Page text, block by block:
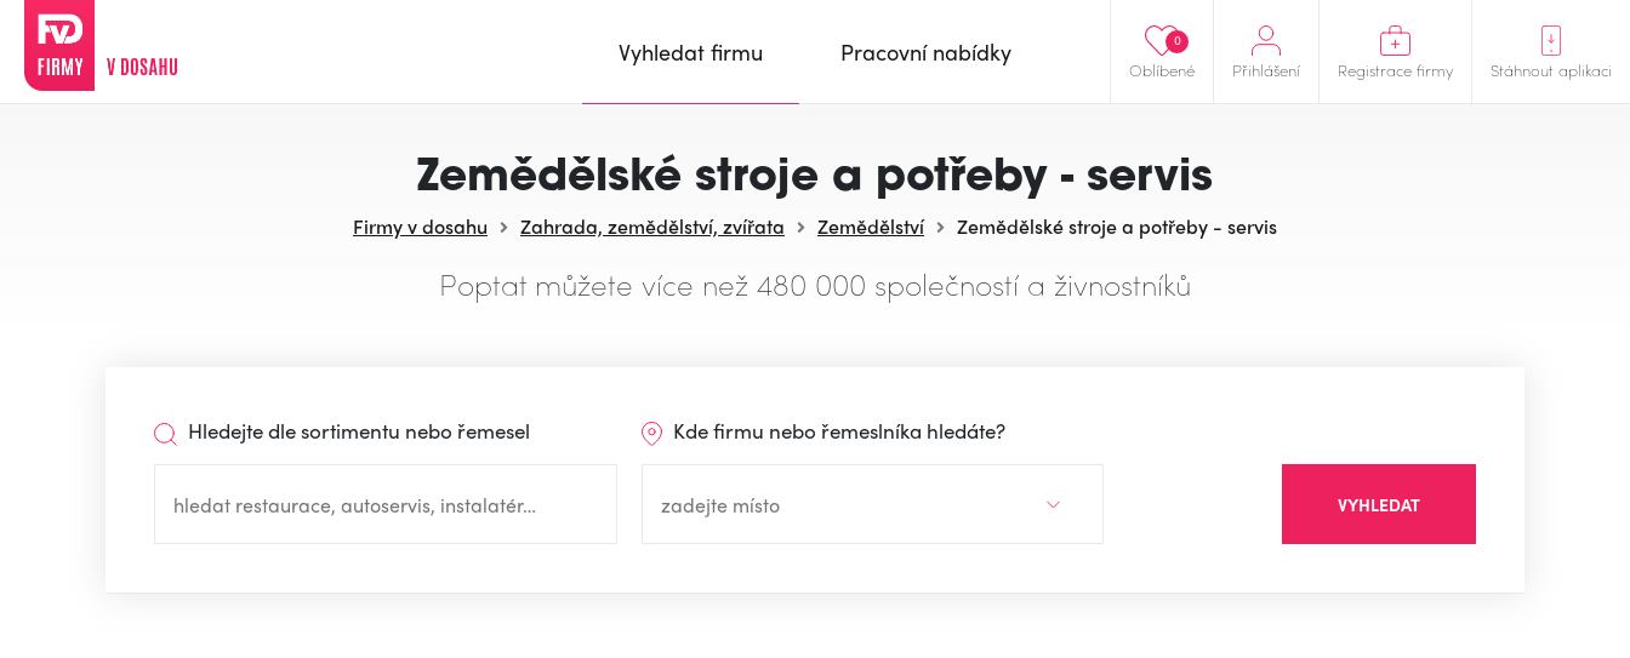
Oblíbené
0
Přihlášení Registrace firmy Stáhnout aplikaci
Vyhledat firmu Pracovní nabídky
Zemědělské stroje a potřeby - servis
Firmy v dosahu Zahrada, zemědělství, zvířata Zemědělství Zemědělské stroje a potřeby - servis
Poptat můžete více než 480 000 společností a živnostníků
Hledejte dle sortimentu nebo řemesel Kde firmu nebo řemeslníka hledáte?
VYHLEDAT